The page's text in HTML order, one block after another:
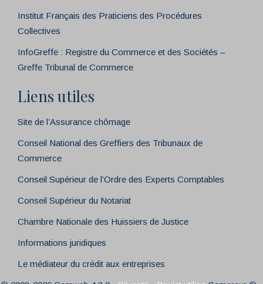
Institut Français des Praticiens des Procédures
Collectives
InfoGreffe : Registre du Commerce et des Sociétés –
Greffe Tribunal de Commerce
Liens utiles
Site de l’Assurance chômage
Conseil National des Greffiers des Tribunaux de
Commerce
Conseil Supérieur de l’Ordre des Experts Comptables
Conseil Supérieur du Notariat
Chambre Nationale des Huissiers de Justice
Informations juridiques
Le médiateur du crédit aux entreprises